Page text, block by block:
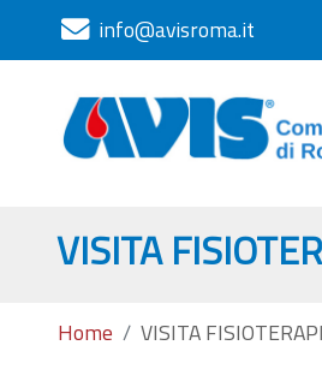
info@avisroma.it
VISITA
Home VISITA